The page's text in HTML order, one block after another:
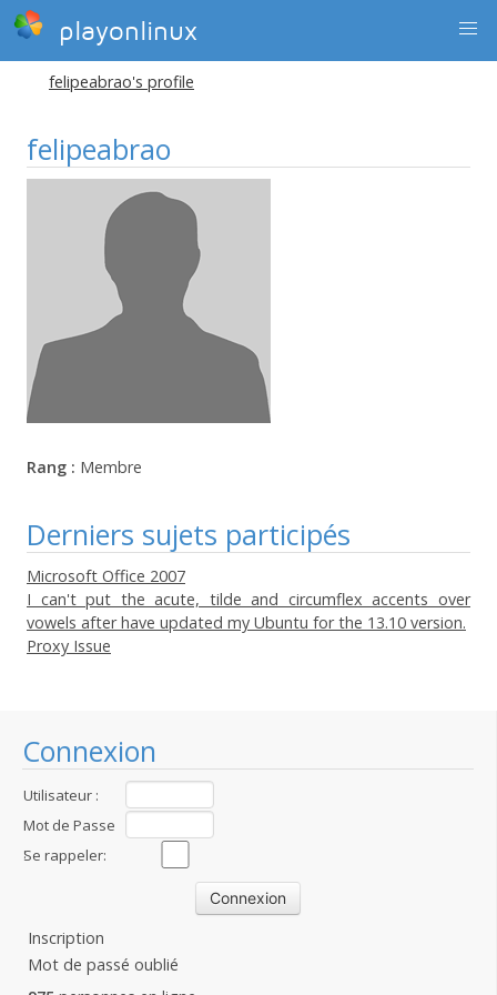
playonlinux
Connexion
Utilisateur :
Mot de Passe
:Se rappeler:
Inscription
Mot de passé oublié
felipeabrao's profile
felipeabrao
Rang : Membre
Derniers sujets participés
Microsoft Office 2007
I can't put the acute, tilde and circumflex accents over
vowels after have updated my Ubuntu for the 13.10 version.
Proxy Issue